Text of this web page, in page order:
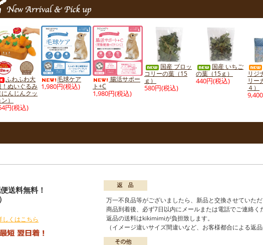
ふわふわ大
！ぬいぐるみ
んじんクッ
）
円(税込)
毛球ケア
1,980円(税込)
腸活サポー
ト+C
1,980円(税込)
国産 ブロッ
コリーの葉（15
ｇ）
580円(税込)
国産 いちご
の葉（15ｇ）
440円(税込)
リジ
リー
４）
送料無料！
しくはこちら
万一不良品等がございましたら、新品と交換させていただ
商品到着後、必ず7日以内にメールまたは電話でご連絡く
返品の送料はkikimimiが負担致します。
（イメージ違いサイズ間違いなど、お客様都合による返